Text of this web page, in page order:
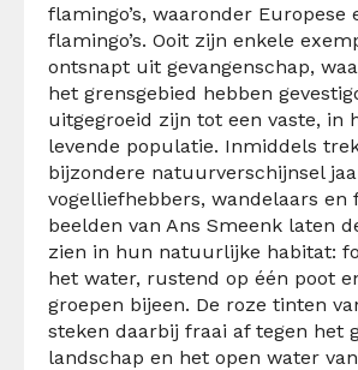
flamingo’s, waaronder Europese
flamingo’s. Ooit zijn enkele
ontsnapt uit gevangenschap,
het grensgebied hebben
uitgegroeid zijn tot een vaste, in
levende populatie. Inmiddels
bijzondere natuurverschijnsel
vogelliefhebbers, wandelaars en
beelden van Ans Smeenk laten
zien in hun natuurlijke habitat:
het water, rustend op één poot
groepen bijeen. De roze tinten
steken daarbij fraai af tegen het
landschap en het open water